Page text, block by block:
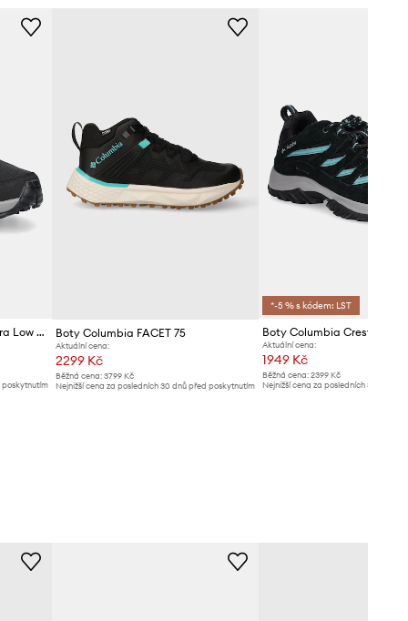
Boty Columbia Peakfreak Hera Low Outdry
poskytnutím
Boty Columbia FACET 75
Aktuální cena:
2299 Kč
Běžná cena:3799 Kč
Nejnižší cena za posledních 30 dnů před poskytnutím
*-5 % s kódem: LST
Aktuální cena:
1949 Kč
Běžná cena: 2399 Kč
Nejnižší cena za posledních 30 dnů